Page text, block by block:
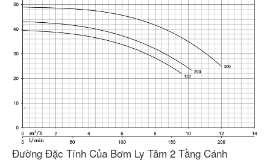
Đường Đặc Tính Của Bơm Ly Tâm 2 Tầng Cánh